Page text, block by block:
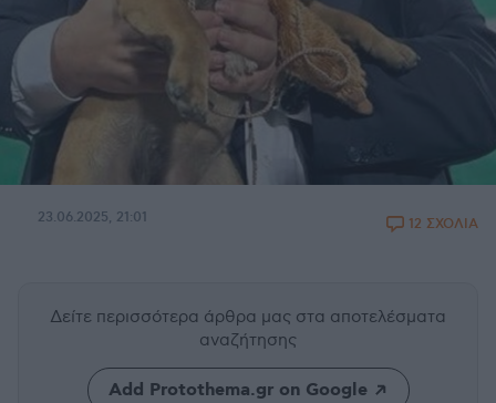
23.06.2025, 21:01 12 ΣΧΟΛΙΑ
Δείτε περισσότερα άρθρα μας στα αποτελέσματα
αναζήτησης
Add Protothema.gr on Google